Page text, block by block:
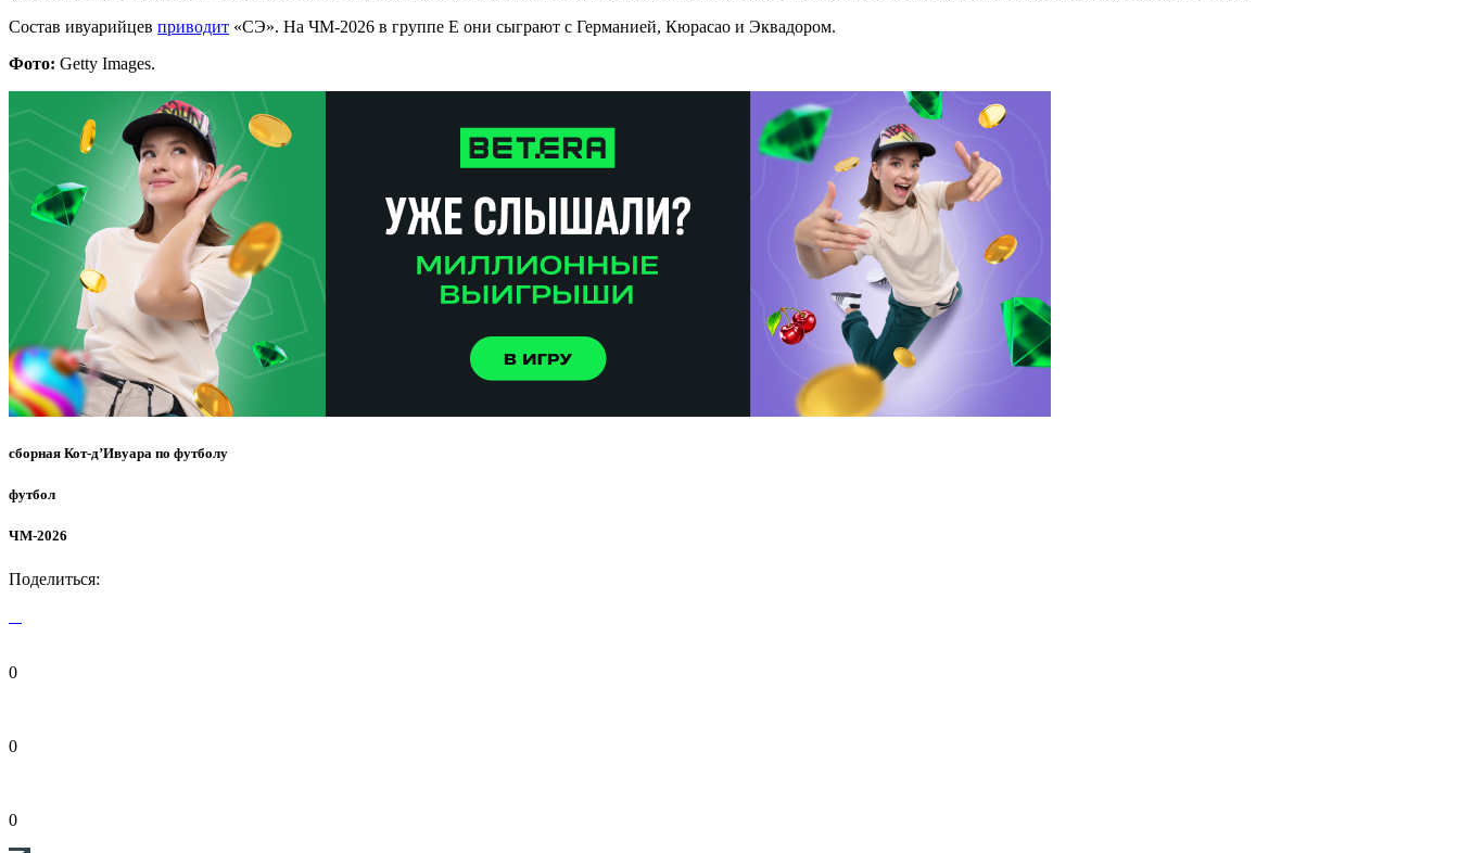
Состав ивуарийцев приводит «СЭ». На ЧМ-2026 в группе E они сыграют с Германией, Кюрасао и Эквадором.
Фото: Getty Images.
сборная Кот-д’Ивуара по футболу
футбол
ЧМ-2026
Поделиться:
0
0
0